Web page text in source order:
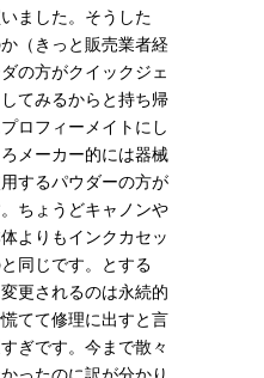
ました。そうした
（きっと販売業者経
の方がクイックジェ
てみるからと持ち帰
ロフィーメイトにし
メーカー的には器械
するパウダーの方が
ちょうどキャノンや
よりもインクカセッ
同じです。とする
更されるのは永続的
てて修理に出すと言
ぎです。今まで散々